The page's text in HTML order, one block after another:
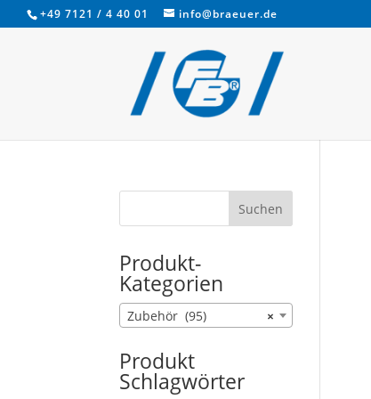
+49 7121 / 4 40 01 info@braeuer.de
Produkt-
Kategorien
×
Zubehör (95)
Produkt
Schlagwörter